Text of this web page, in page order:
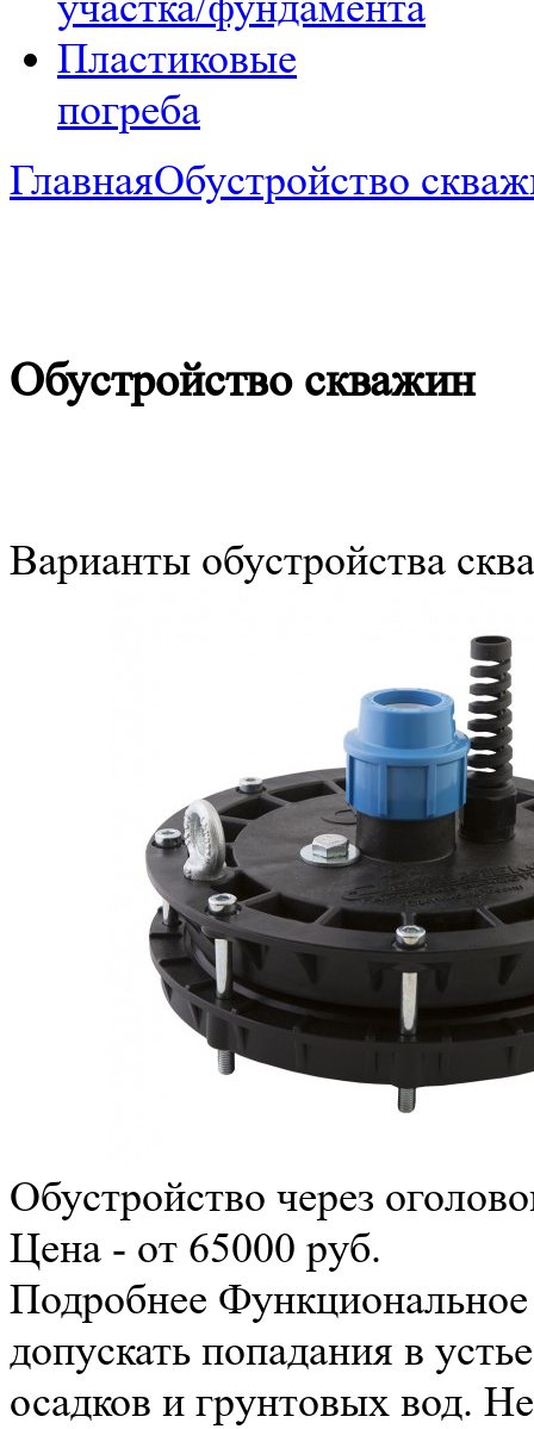
Пластиковые
погреба
ГлавнаяОбустройство
Обустройство скважин
Варианты обустройства
Обустройство через
Цена - от 65000 руб.
Подробнее Функциональное
допускать попадания в
осадков и грунтовых вод.